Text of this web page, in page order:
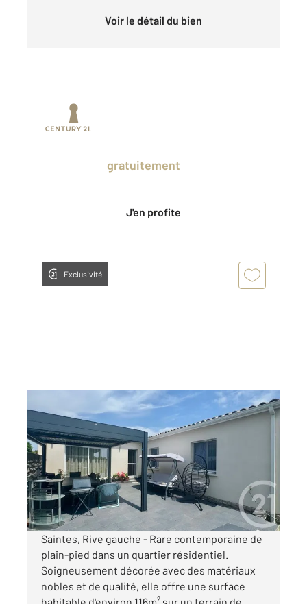
Voir le détail du bien
gratuitement
J'en profite
Exclusivité
SAINTES 17
116,94 m2, 5 pièces
Ref : 5587
Maison à vendre
369 300 €
Visiter le site dédié
Saintes, Rive gauche - Rare contemporaine de
plain-pied dans un quartier résidentiel.
Soigneusement décorée avec des matériaux
nobles et de qualité, elle offre une surface